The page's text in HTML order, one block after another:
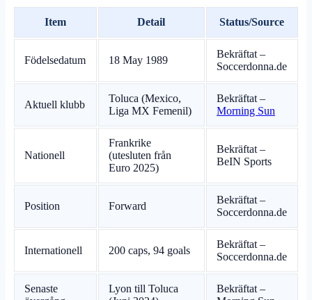
Item Detail Status/Source
Födelsedatum 18 May 1989
Bekräftat –
Soccerdonna.de
Aktuell klubb
Toluca (Mexico,
Liga MX Femenil)
Bekräftat –
Morning Sun
Nationell
Frankrike
(utesluten från
Euro 2025)
Bekräftat –
BeIN Sports
Position Forward
Bekräftat –
Soccerdonna.de
Internationell 200 caps, 94 goals
Bekräftat –
Soccerdonna.de
Senaste
Lyon till Toluca
Bekräftat –